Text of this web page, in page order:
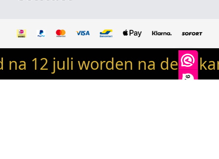
9,9
© 2024 Robin's woondeco / robinswoondeco.nl - Alle
rechten voorbehouden
juli worden na de